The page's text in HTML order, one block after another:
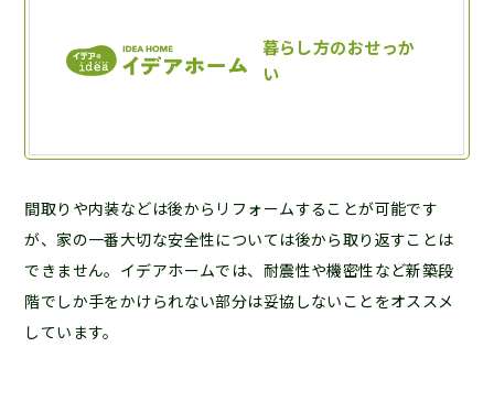
間取りや内装などは後からリフォームすることが可能です
が、家の一番大切な安全性については後から取り返すことは
できません。イデアホームでは、耐震性や機密性など新築段
階でしか手をかけられない部分は妥協しないことをオススメ
しています。